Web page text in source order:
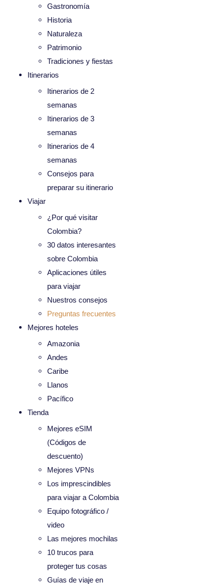
Gastronomía
Historia
Naturaleza
Patrimonio
Tradiciones y fiestas
Itinerarios
Itinerarios de 2
semanas
Itinerarios de 3
semanas
Itinerarios de 4
semanas
Consejos para
preparar su itinerario
Viajar
¿Por qué visitar
Colombia?
30 datos interesantes
sobre Colombia
Aplicaciones útiles
para viajar
Nuestros consejos
Preguntas frecuentes
Mejores hoteles
Amazonia
Andes
Caribe
Llanos
Pacífico
Tienda
Mejores eSIM
(Códigos de
descuento)
Mejores VPNs
Los imprescindibles
para viajar a Colombia
Equipo fotográfico /
video
Las mejores mochilas
10 trucos para
proteger tus cosas
Guías de viaje en